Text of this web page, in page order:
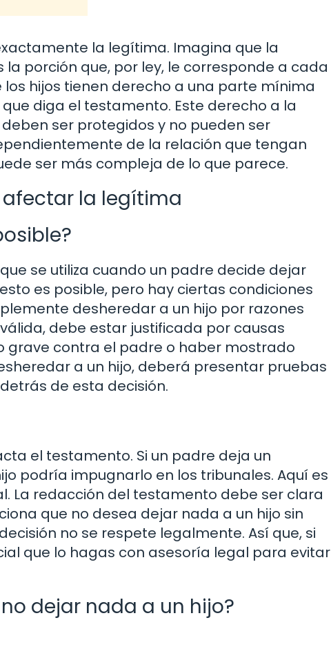
la legítima. Imagina que la
porción que, por ley, le corresponde a cada
hijos tienen derecho a una parte mínima
diga el testamento. Este derecho a la
ser protegidos y no pueden ser
de la relación que tengan
ser más compleja de lo que parece.
la legítima
se utiliza cuando un padre decide dejar
es posible, pero hay ciertas condiciones
desheredar a un hijo por razones
debe estar justificada por causas
grave contra el padre o haber mostrado
a un hijo, deberá presentar pruebas
de esta decisión.
el testamento. Si un padre deja un
podría impugnarlo en los tribunales. Aquí es
La redacción del testamento debe ser clara
que no desea dejar nada a un hijo sin
no se respete legalmente. Así que, si
que lo hagas con asesoría legal para evitar
dejar nada a un hijo?